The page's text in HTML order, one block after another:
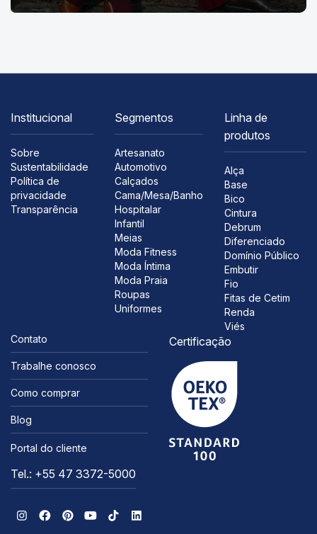
Institucional
Sobre
Sustentabilidade
Política de
privacidade
Transparência
Segmentos
Artesanato
Automotivo
Calçados
Cama/Mesa/Banho
Hospitalar
Infantil
Meias
Moda Fitness
Moda Íntima
Moda Praia
Roupas
Uniformes
Linha de
produtos
Alça
Base
Bico
Cintura
Debrum
Diferenciado
Domínio Público
Embutir
Fio
Fitas de Cetim
Renda
Viés
Contato
Trabalhe conosco
Como comprar
Blog
Portal do cliente
Tel.: +55 47 3372-5000
Certificação